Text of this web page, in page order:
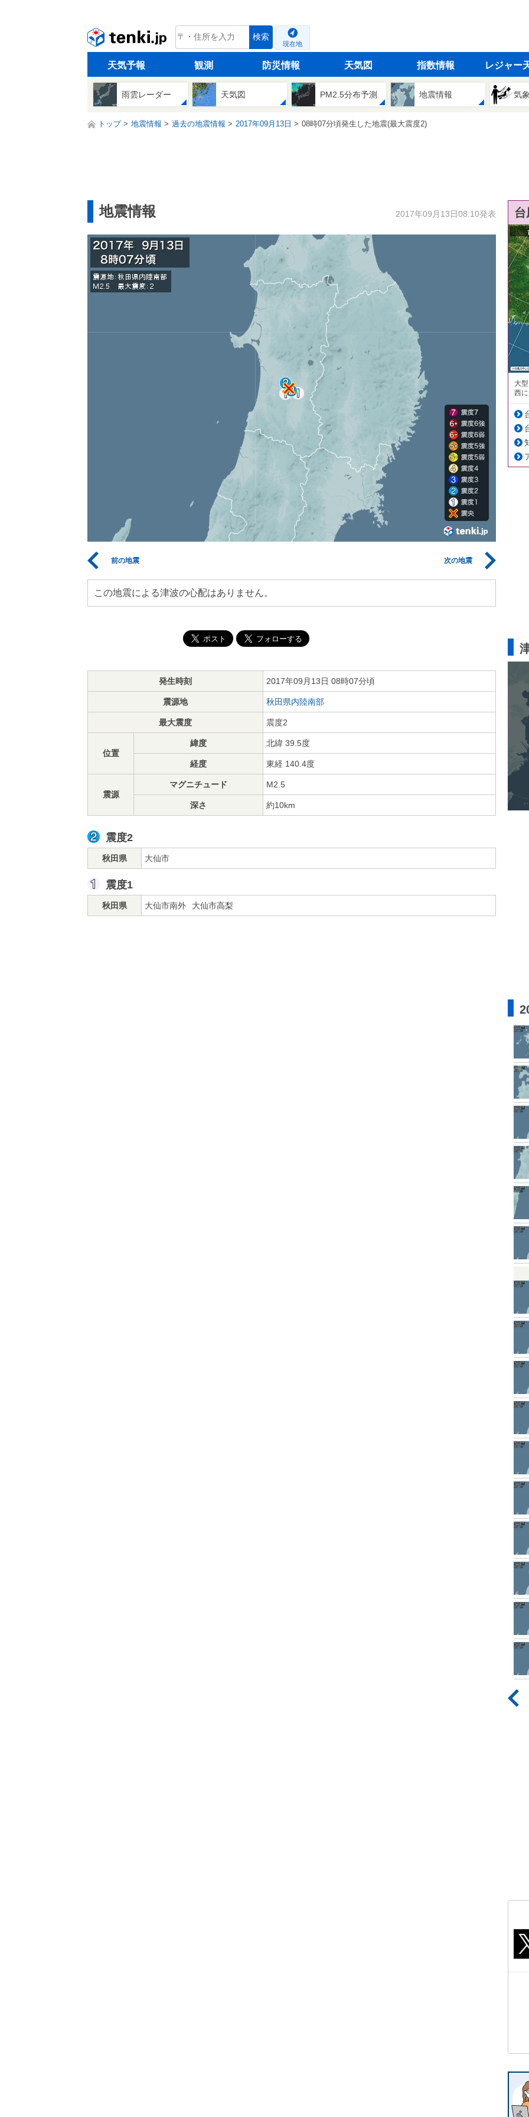
tenki.jp 検索
現在地
天気予報 観測 防災情報 天気図 指数情報 レジャー
雨雲レーダー 天気図 PM2.5分布予測 地震情報 気
トップ 地震情報 過去の地震情報 2017年09月13日 08時07分頃発生した地震(最大震度2)
地震情報 2017年09月13日08:10発表
前の地震 次の地震
この地震による津波の心配はありません。
発生時刻 2017年09月13日 08時07分頃
震源地 秋田県内陸南部
最大震度 震度2
位置
緯度 北緯 39.5度
経度 東経 140.4度
震源
マグニチュード M2.5
深さ 約10km
震度2
秋田県 大仙市
震度1
秋田県 大仙市南外 大仙市高梨
大
西